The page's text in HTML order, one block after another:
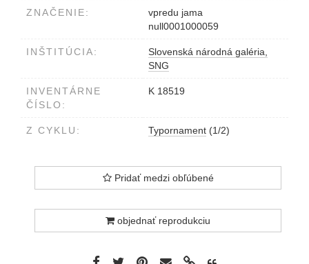
ZNAČENIE:
vpredu jama
null0001000059
INŠTITÚCIA:
Slovenská národná galéria,
SNG
INVENTÁRNE
ČÍSLO:
K 18519
Z CYKLU: Typornament (1/2)
Pridať medzi obľúbené
objednať reprodukciu